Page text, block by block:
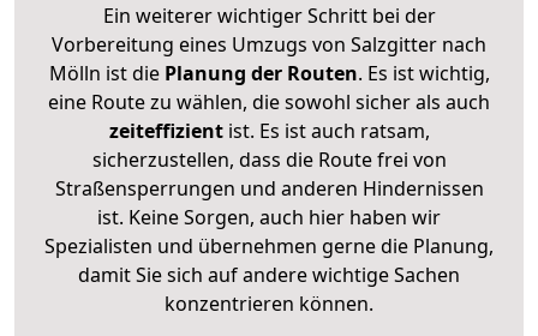
Ein weiterer wichtiger Schritt bei der
Vorbereitung eines Umzugs von Salzgitter nach
Mölln ist diePlanung der Routen. Es ist wichtig,
eine Route zu wählen, die sowohl sicher als auch
zeiteffizientist. Es ist auch ratsam,
sicherzustellen, dass die Route frei von
Straßensperrungen und anderen Hindernissen
ist. Keine Sorgen, auch hier haben wir
Spezialisten und übernehmen gerne die Planung,
damit Sie sich auf andere wichtige Sachen
konzentrieren können.